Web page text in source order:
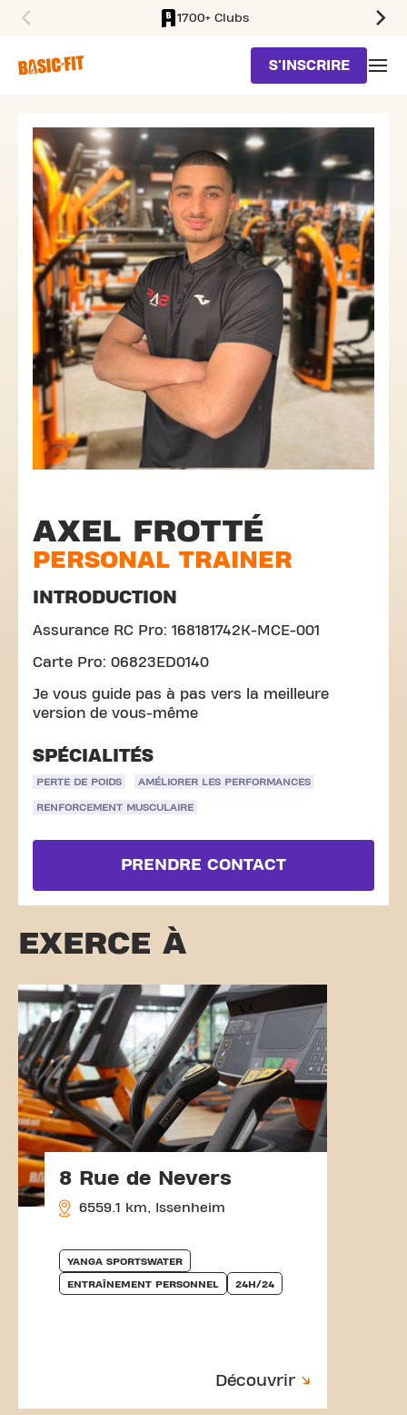
1700+ Clubs
S'INSCRIRE
AXEL FROTTÉ
PERSONAL TRAINER
INTRODUCTION
Assurance RC Pro: 168181742K-MCE-001
Carte Pro: 06823ED0140
Je vous guide pas à pas vers la meilleure
version de vous-même
SPÉCIALITÉS
PERTE DE POIDS AMÉLIORER LES PERFORMANCES
RENFORCEMENT MUSCULAIRE
PRENDRE CONTACT
EXERCE À
8 Rue de Nevers
6559.1 km, Issenheim
YANGA SPORTSWATER
ENTRAÎNEMENT PERSONNEL 24H/24
Découvrir